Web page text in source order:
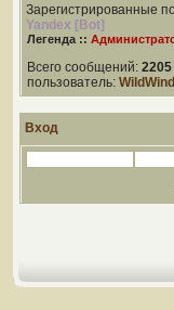
Зарегистрированные
Yandex [Bot]
Легенда ::
Всего сообщений: 2205
пользователь: WildWind
Вход